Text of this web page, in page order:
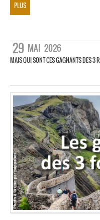
PLUS
29 MAI 2026
MAIS QUI SONT CES GAGNANTS DES 3